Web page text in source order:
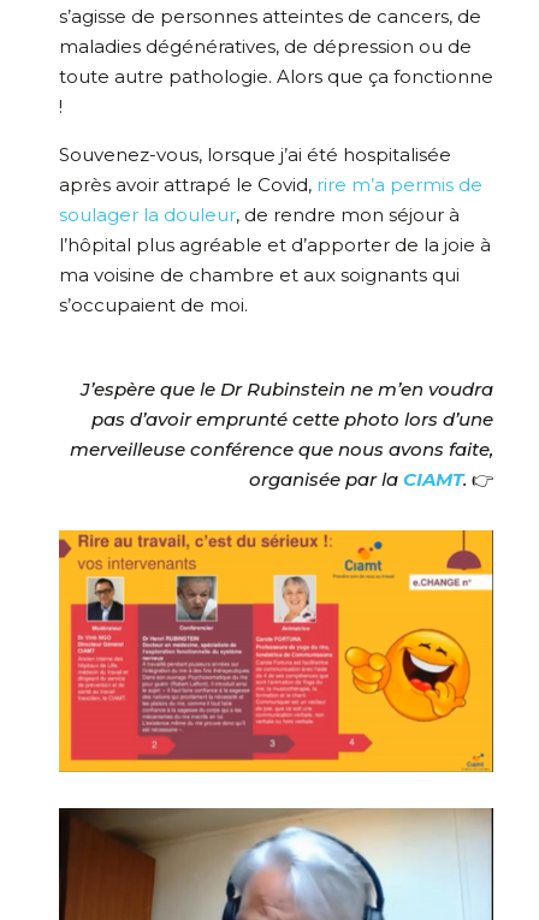
s’agisse de personnes atteintes de cancers, de
maladies dégénératives, de dépression ou de
toute autre pathologie. Alors que ça fonctionne
!
Souvenez-vous, lorsque j’ai été hospitalisée
après avoir attrapé le Covid, rire m’a permis de
soulager la douleur, de rendre mon séjour à
l’hôpital plus agréable et d’apporter de la joie à
ma voisine de chambre et aux soignants qui
s’occupaient de moi.
J’espère que le Dr Rubinstein ne m’en voudra
pas d’avoir emprunté cette photo lors d’une
merveilleuse conférence que nous avons faite,
organisée par la CIAMT. 👉